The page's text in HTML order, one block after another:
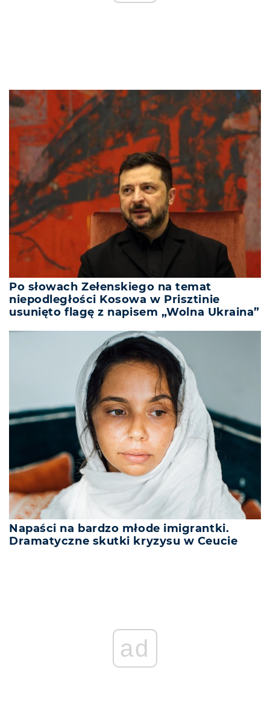
Po słowach Zełenskiego na temat
niepodległości Kosowa w Prisztinie
usunięto flagę z napisem „Wolna Ukraina”
Napaści na bardzo młode imigrantki.
Dramatyczne skutki kryzysu w Ceucie
ad